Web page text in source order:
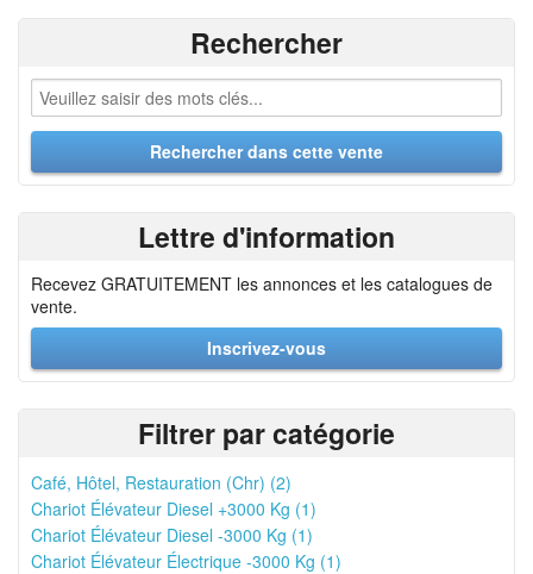
Rechercher
Lettre d'information
Recevez GRATUITEMENT les annonces et les catalogues de
vente.
Inscrivez-vous
Filtrer par catégorie
Café, Hôtel, Restauration (Chr) (2)
Chariot Élévateur Diesel +3000 Kg (1)
Chariot Élévateur Diesel -3000 Kg (1)
Chariot Élévateur Électrique -3000 Kg (1)